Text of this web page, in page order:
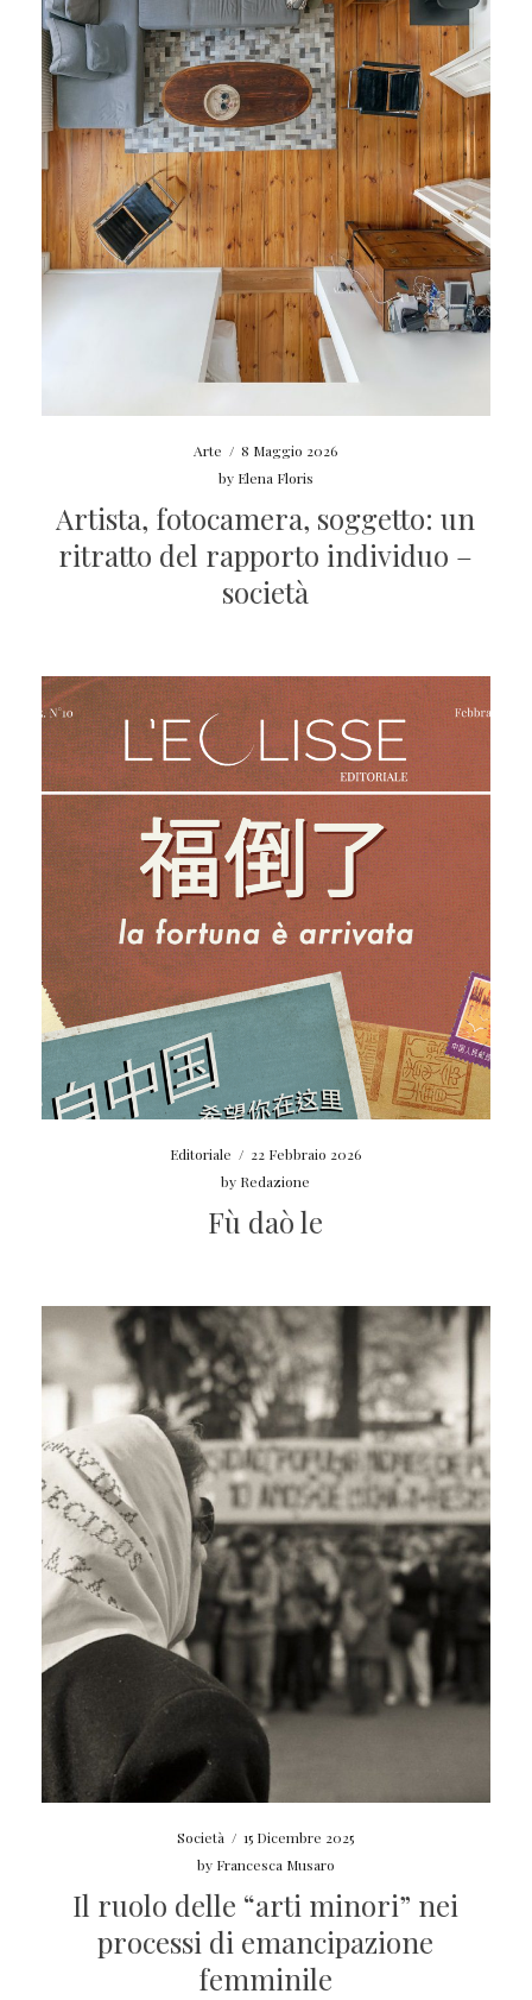
Arte / 8 Maggio 2026
by Elena Floris
Artista, fotocamera, soggetto: un
ritratto del rapporto individuo –
società
Editoriale / 22 Febbraio 2026
by Redazione
Fù daò le
Società / 15 Dicembre 2025
by Francesca Musaro
Il ruolo delle “arti minori” nei
processi di emancipazione
femminile